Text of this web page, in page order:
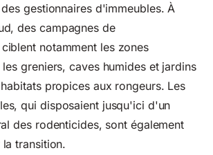
gestionnaires d'immeubles. À
des campagnes de
notamment les zones
greniers, caves humides et jardins
propices aux rongeurs. Les
qui disposaient jusqu'ici d'un
des rodenticides, sont également
transition.